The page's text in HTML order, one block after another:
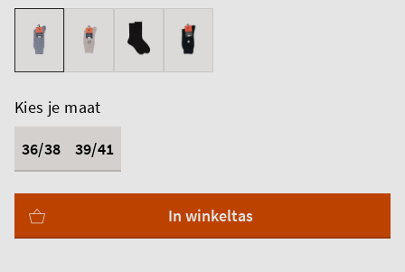
Kies je maat
36/38
39/41
In winkeltas